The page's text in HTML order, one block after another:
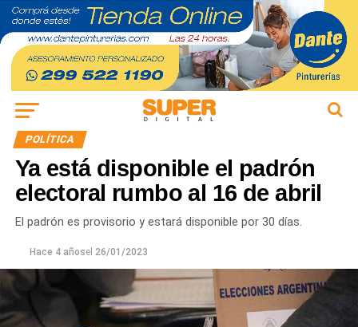
POLÍTICA
Ya está disponible el padrón
electoral rumbo al 16 de abril
El padrón es provisorio y estará disponible por 30 días.
Hace 4 añosel 26/01/2023